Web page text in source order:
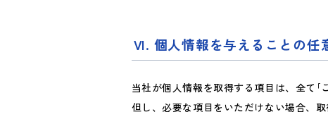
. 個人情報を与えることの任
当社が個人情報を取得する項目は、全て｢
但し、必要な項目をいただけない場合、